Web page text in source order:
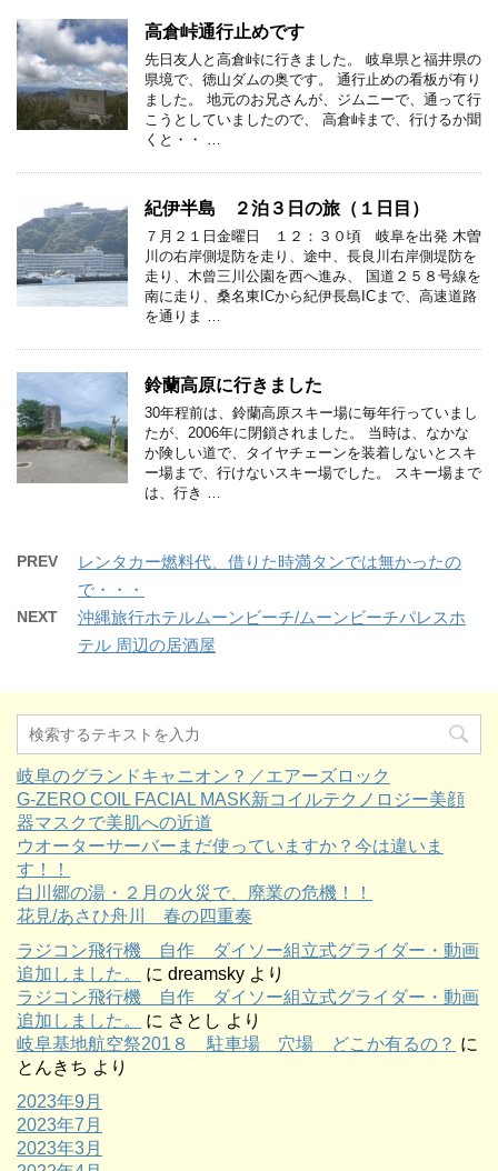
高倉峠通行止めです
先日友人と高倉峠に行きました。 岐阜県と福井県の
県境で、徳山ダムの奥です。 通行止めの看板が有り
ました。 地元のお兄さんが、ジムニーで、通って行
こうとしていましたので、 高倉峠まで、行けるか聞
くと・・ …
紀伊半島 ２泊３日の旅（１日目）
７月２１日金曜日 １２：３０頃 岐阜を出発 木曽
川の右岸側堤防を走り、途中、長良川右岸側堤防を
走り、木曾三川公園を西へ進み、 国道２５８号線を
南に走り、桑名東ICから紀伊長島ICまで、高速道路
を通りま …
鈴蘭高原に行きました
30年程前は、鈴蘭高原スキー場に毎年行っていまし
たが、2006年に閉鎖されました。 当時は、なかな
か険しい道で、タイヤチェーンを装着しないとスキ
ー場まで、行けないスキー場でした。 スキー場まで
は、行き …
PREV
レンタカー燃料代、借りた時満タンでは無かったの
で・・・
NEXT
沖縄旅行ホテルムーンビーチ/ムーンビーチパレスホ
テル 周辺の居酒屋
岐阜のグランドキャニオン？／エアーズロック
G-ZERO COIL FACIAL MASK新コイルテクノロジー美顔
器マスクで美肌への近道
ウオーターサーバーまだ使っていますか？今は違いま
す！！
白川郷の湯・２月の火災で、廃業の危機！！
花見/あさひ舟川 春の四重奏
ラジコン飛行機 自作 ダイソー組立式グライダー・動画
追加しました。
に dreamsky より
ラジコン飛行機 自作 ダイソー組立式グライダー・動画
追加しました。
に さとし より
岐阜基地航空祭201８ 駐車場 穴場 どこか有るの？ に
とんきち より
2023年9月
2023年7月
2023年3月